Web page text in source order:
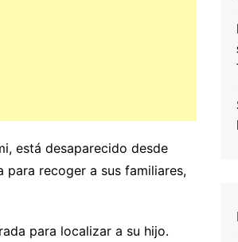
está desaparecido desde
para recoger a sus familiares,
para localizar a su hijo.